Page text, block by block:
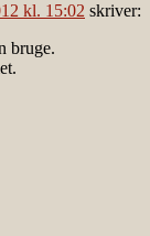
kl. 15:02 skriver:
bruge.